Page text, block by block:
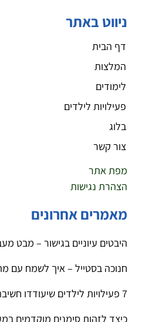
ניווט באתר
דף הבית
המלצות
לימודים
פעילויות לילדים
בלוג
צור קשר
מפת אתר
הצהרת נגישות
מאמרים אחרונים
היבטים עיוניים בגישור – מבט
חנוכה בסטייל – איך לשמח עם
7 פעילויות לילדים שיעודדו חשיבה יצירתית מחוץ לקופסא
כיצד לזהות סימנים מוקדמים